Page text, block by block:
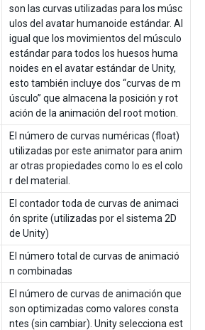
son las curvas utilizadas para los músc
ulos del avatar humanoide estándar. Al
igual que los movimientos del músculo
estándar para todos los huesos huma
noides en el avatar estándar de Unity,
esto también incluye dos “curvas de m
úsculo” que almacena la posición y rot
ación de la animación del root motion.
El número de curvas numéricas (float)
utilizadas por este animator para anim
ar otras propiedades como lo es el colo
r del material.
El contador toda de curvas de animaci
ón sprite (utilizadas por el sistema 2D
de Unity)
El número total de curvas de animació
n combinadas
El número de curvas de animación que
son optimizadas como valores consta
ntes (sin cambiar). Unity selecciona est